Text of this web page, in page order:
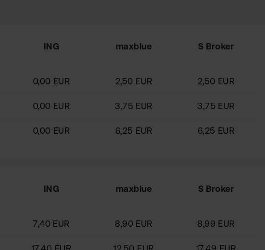
ING maxblue S Broker
0,00 EUR 2,50 EUR 2,50 EUR
0,00 EUR 3,75 EUR 3,75 EUR
0,00 EUR 6,25 EUR 6,25 EUR
ING maxblue S Broker
7,40 EUR 8,90 EUR 8,99 EUR